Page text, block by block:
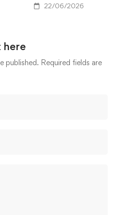
22/06/2026
here
published. Required fields are